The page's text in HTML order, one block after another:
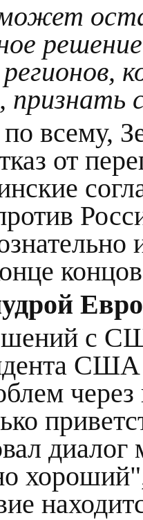
регионов,
всему,
от
с
через